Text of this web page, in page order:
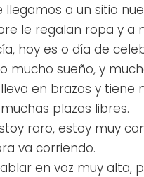
llegamos a un sitio
le regalan ropa y a
hoy es o día de
mucho sueño, y
en brazos y tiene
plazas libres.
raro, estoy muy
va corriendo.
en voz muy alta,